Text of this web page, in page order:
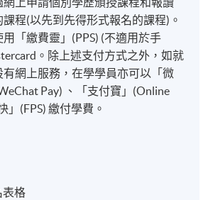
個案分享 + 模擬演練
輔以繁體中文教材
程(以先到先得形式報名的課程)。
「繳費靈」(PPS) (不適用於手
。除上述支付方式之外，如就
網上服務，在學學員亦可以「微
Pay) 、「支付寶」(Online
」(FPS) 繳付學費。
表格